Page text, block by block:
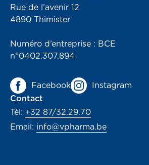
Rue de l’avenir 12
4890 Thimister
Numéro d’entreprise : BCE
n°0402.307.894
Facebook
Instagram
Contact
Tèl: +32 87/32.29.70
Email: info@vpharma.be